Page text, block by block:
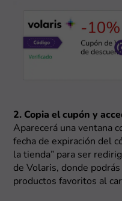
2. Copia el cupón y
Aparecerá una ventana
fecha de expiración del
la tienda” para ser
de Volaris, donde
productos favoritos al